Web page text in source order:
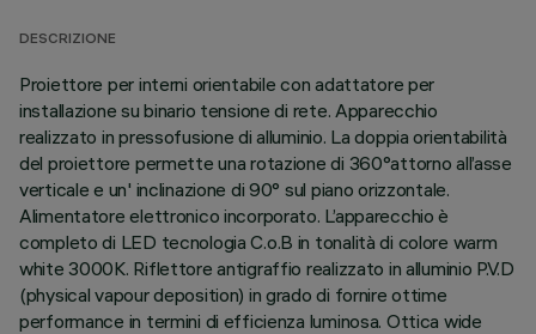
DESCRIZIONE
Proiettore per interni orientabile con adattatore per
installazione su binario tensione di rete. Apparecchio
realizzato in pressofusione di alluminio. La doppia orientabilità
del proiettore permette una rotazione di 360°attorno all’asse
verticale e un' inclinazione di 90° sul piano orizzontale.
Alimentatore elettronico incorporato. L’apparecchio è
completo di LED tecnologia C.o.B in tonalità di colore warm
white 3000K. Riflettore antigraffio realizzato in alluminio P.V.D
(physical vapour deposition) in grado di fornire ottime
performance in termini di efficienza luminosa. Ottica wide